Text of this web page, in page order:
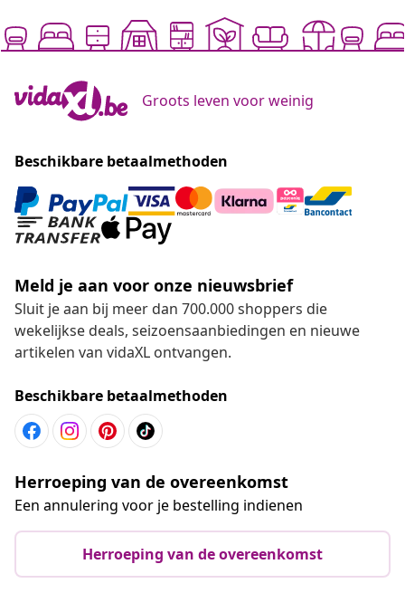
Groots leven voor weinig
Beschikbare betaalmethoden
Meld je aan voor onze nieuwsbrief
Sluit je aan bij meer dan 700.000 shoppers die
wekelijkse deals, seizoensaanbiedingen en nieuwe
artikelen van vidaXL ontvangen.
Beschikbare betaalmethoden
Herroeping van de overeenkomst
Een annulering voor je bestelling indienen
Herroeping van de overeenkomst